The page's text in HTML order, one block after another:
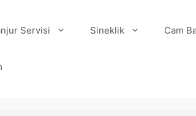
Servisi Sineklik Cam